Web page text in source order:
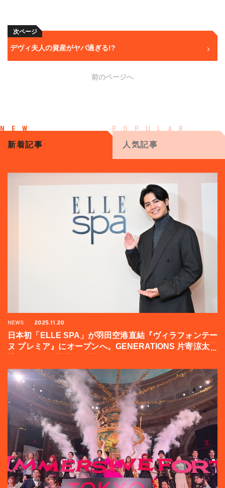
次ページ
デヴィ夫人の資産がヤバ過ぎる!?
前のページへ
新着記事 人気記事
NEWS 2025.11.20
日本初「ELLE SPA」が羽田空港直結『ヴィラフォンテー
ヌ プレミア』にオープンへ。GENERATIONS 片寄涼太登